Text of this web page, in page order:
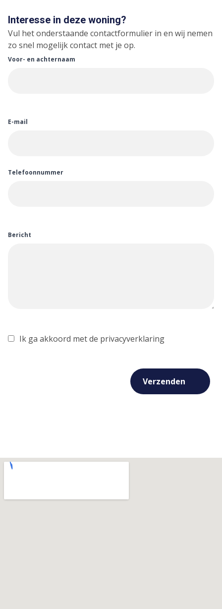
Interesse in deze woning?
Vul het onderstaande contactformulier in en wij nemen
zo snel mogelijk contact met je op.
Voor- en achternaam
E-mail
Telefoonnummer
Bericht
Ik ga akkoord met de privacyverklaring
Verzenden